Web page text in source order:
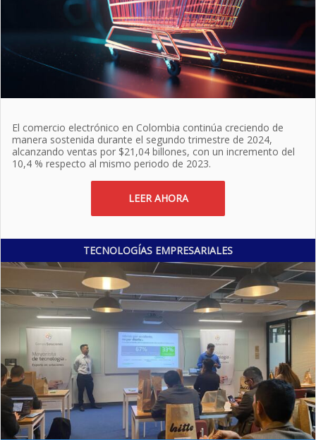
El comercio electrónico en Colombia continúa creciendo de
manera sostenida durante el segundo trimestre de 2024,
alcanzando ventas por $21,04 billones, con un incremento del
10,4 % respecto al mismo periodo de 2023.
LEER AHORA
TECNOLOGÍAS EMPRESARIALES